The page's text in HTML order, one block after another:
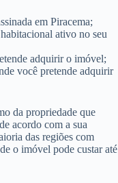
em Piracema;
ativo no seu
adquirir o imóvel;
você pretende adquirir
da propriedade que
acordo com a sua
das regiões com
o imóvel pode custar até